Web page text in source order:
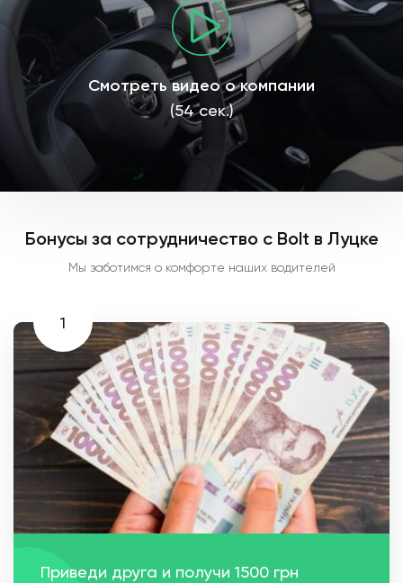
Смотреть видео о компании
(54 сек.)
Бонусы за сотрудничество с Bolt в Луцке
Мы заботимся о комфорте наших водителей
1
Приведи друга и получи 1500 грн